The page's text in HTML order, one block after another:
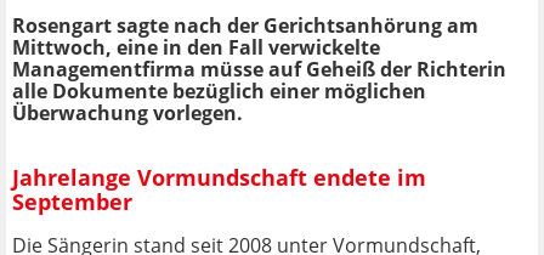
Rosengart sagte nach der Gerichtsanhörung am
Mittwoch, eine in den Fall verwickelte
Managementfirma müsse auf Geheiß der Richterin
alle Dokumente bezüglich einer möglichen
Überwachung vorlegen.
Jahrelange Vormundschaft endete im
September
Die Sängerin stand seit 2008 unter Vormundschaft,